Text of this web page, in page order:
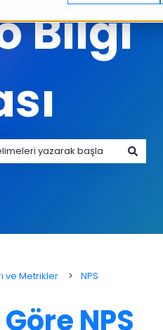
Bilgi
ve Metrikler NPS
NPS